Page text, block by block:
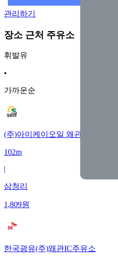
관리하기
장소 근처 주유소
휘발유
•
가까운순
(주)아이케이오일 왜관고속주유소
102m
|
삼청리
1,809원
한국광유(주)왜관IC주유소